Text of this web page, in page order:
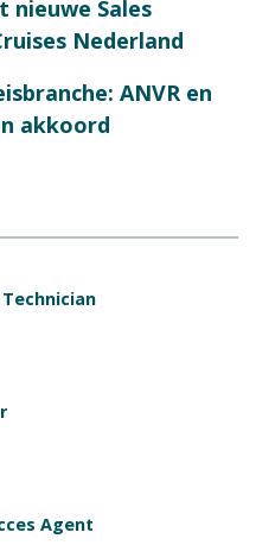
nieuwe Sales
Nederland
ANVR en
akkoord
Agent